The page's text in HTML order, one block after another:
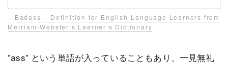
—Badass – Definition for English-Language Learners from
Merriam-Webster’s Learner’s Dictionary
”ass” という単語が入っていることもあり、一見無礼